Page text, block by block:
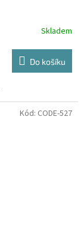
Skladem
Do košíku
Kód: CODE-527